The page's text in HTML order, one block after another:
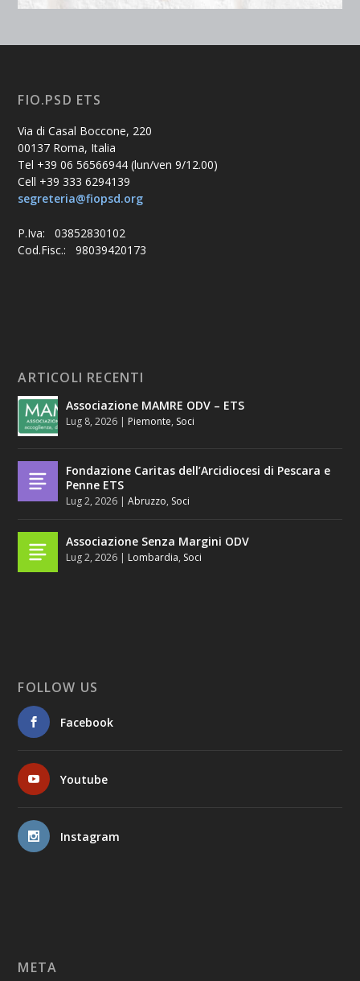
FIO.PSD ETS
Via di Casal Boccone, 220
00137 Roma, Italia
Tel +39 06 56566944 (lun/ven 9/12.00)
Cell +39 333 6294139
segreteria@fiopsd.org
P.Iva: 03852830102
Cod.Fisc.: 98039420173
ARTICOLI RECENTI
Associazione MAMRE ODV – ETS
Lug 8, 2026 | Piemonte, Soci
Fondazione Caritas dell’Arcidiocesi di Pescara e
Penne ETS
Lug 2, 2026 |Abruzzo, Soci
Associazione Senza Margini ODV
Lug 2, 2026 | Lombardia, Soci
FOLLOW US
Facebook
Youtube
Instagram
META